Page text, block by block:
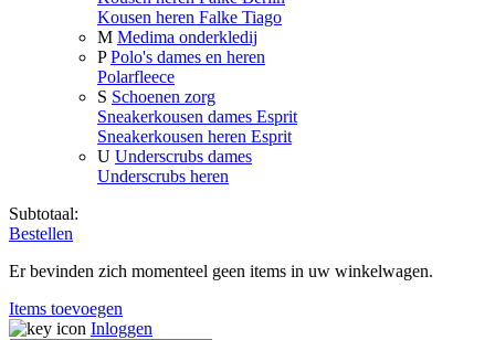
Kousen heren Falke Tiago
M Medima onderkledij
P Polo's dames en heren
Polarfleece
S Schoenen zorg
Sneakerkousen dames Esprit
Sneakerkousen heren Esprit
U Underscrubs dames
Underscrubs heren
Subtotaal:
Bestellen
Er bevinden zich momenteel geen items in uw winkelwagen.
Items toevoegen
Inloggen